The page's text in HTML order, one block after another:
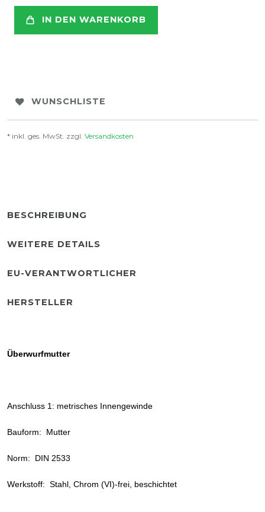
IN DEN WARENKORB
WUNSCHLISTE
* inkl. ges. MwSt. zzgl. Versandkosten
BESCHREIBUNG
WEITERE DETAILS
EU-VERANTWORTLICHER
HERSTELLER
Überwurfmutter
Anschluss 1: metrisches Innengewinde
Bauform: Mutter
Norm: DIN 2533
Werkstoff: Stahl, Chrom (VI)-frei, beschichtet